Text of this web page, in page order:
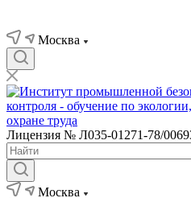
Москва
Лицензия № Л035-01271-78/
Москва